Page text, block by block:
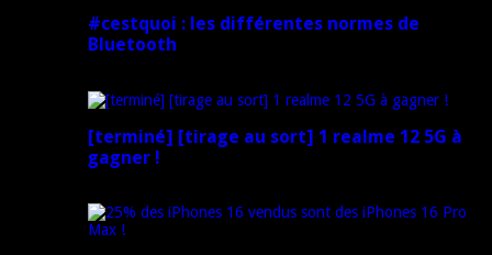
#cestquoi : les différentes normes de
Bluetooth
[terminé] [tirage au sort] 1 realme 12 5G à
gagner !